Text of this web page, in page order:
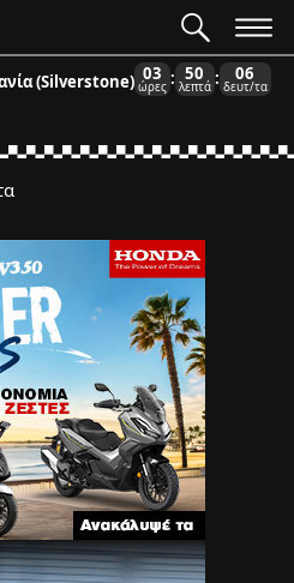
(Silverstone) 03
ώρες : 50
λεπτά : 06
δευτ/τα